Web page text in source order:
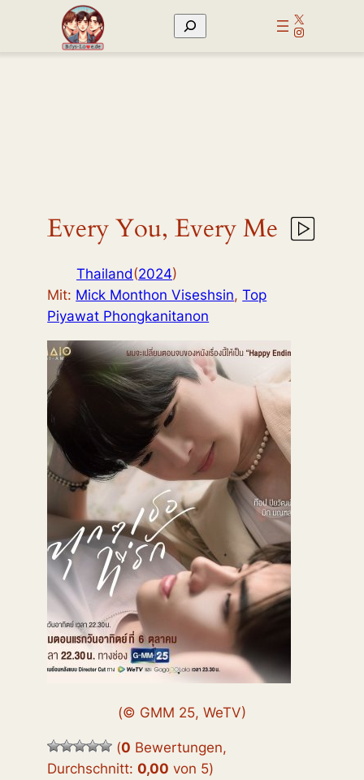
Suchen
X
Instagram
Every You, Every Me
Thailand(2024)
Mit: Mick Monthon Viseshsin,Top
Piyawat Phongkanitanon
(© GMM 25, WeTV)
(0 Bewertungen,
Durchschnitt:0,00 von 5)